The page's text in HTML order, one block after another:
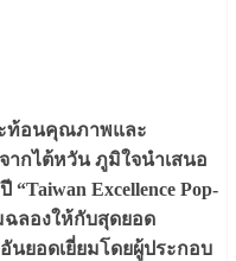
ะท้อนคุณภาพและ
กไต้หวัน ภูมิใจนำเสนอ
Excellence Pop-
ฉลองให้กับสุดยอด
ยอดเยี่ยมโดยผู้ประกอบ